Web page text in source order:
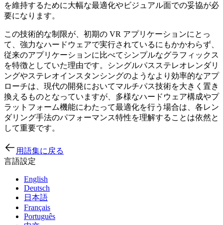
を維持するために大幅な最適化やビジュアル面での妥協が必
要になります。
この技術的な制限が、初期の VR アプリケーションにとっ
て、強力なハードウェアで実行されているにもかかわらず、
従来のアプリケーションに比べてシンプルなグラフィックス
を特徴としていた理由です。シングルパスステレオレンダリ
ングやステレオインスタンシングのようなより効率的なアプ
ローチは、現代の開発においてマルチパス技術を大きく置き
換えるものとなっていますが、多様なハードウェア構成やプ
ラットフォーム機能にわたって最適化を行う場合は、各レン
ダリング手法のパフォーマンス特性を理解することは依然と
して重要です。
用語集に戻る
言語設定
English
Deutsch
日本語
Français
Português